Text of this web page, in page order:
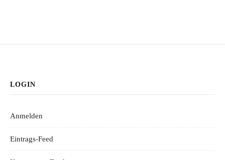
LOGIN
Anmelden
Eintrags-Feed